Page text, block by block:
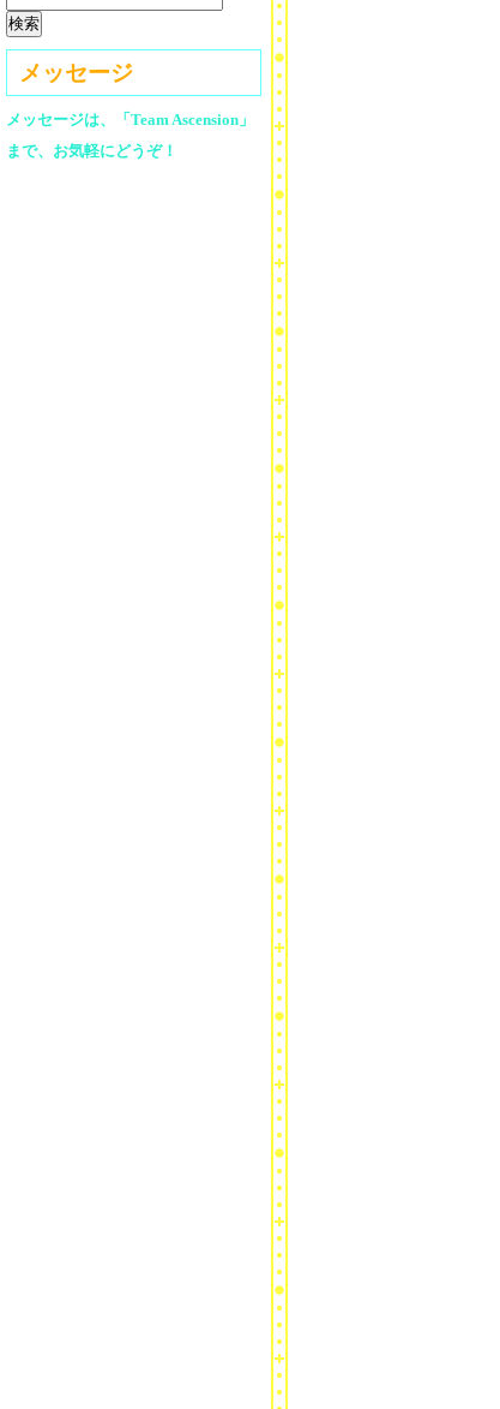
メッセージ
メッセージは、「Team Ascension」
まで、お気軽にどうぞ！